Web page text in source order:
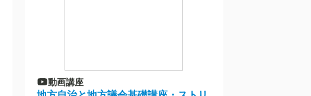
動画講座